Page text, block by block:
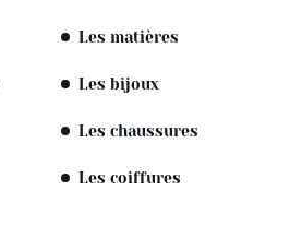
Les matières
Les bijoux
Les chaussures
Les coiffures